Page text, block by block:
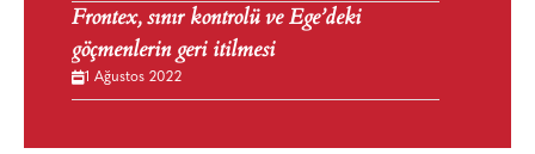
Frontex, sınır kontrolü ve Ege’deki
göçmenlerin geri itilmesi
1 Ağustos 2022